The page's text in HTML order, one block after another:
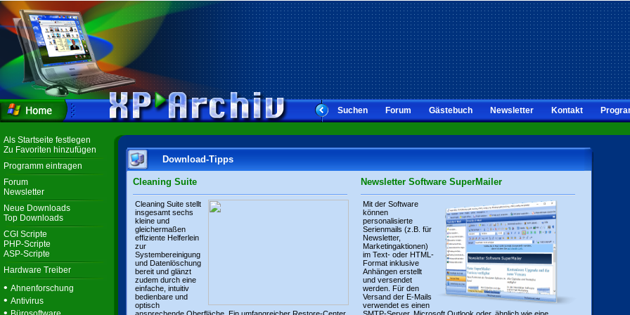
Suchen Forum Gästebuch Newsletter Kontakt
Als Startseite festlegen
Zu Favoriten hinzufügen
Programm eintragen
Forum
Newsletter
Neue Downloads
Top Downloads
CGI Scripte
PHP-Scripte
ASP-Scripte
Hardware Treiber
• Ahnenforschung
• Antivirus
•
Download-Tipps
Cleaning Suite
Cleaning Suite stellt
insgesamt sechs
kleine und
gleichermaßen
effiziente Helferlein
zur
Systembereinigung
und Datenlöschung
bereit und glänzt
zudem durch eine
einfache, intuitiv
bedienbare und
optisch
Newsletter Software SuperMailer
Mit der Software
können
personalisierte
Serienmails (z.B. für
Newsletter,
Marketingaktionen)
im Text- oder HTML-
Format inklusive
Anhängen erstellt
und versendet
werden. Für den
Versand der E-Mails
verwendet es einen